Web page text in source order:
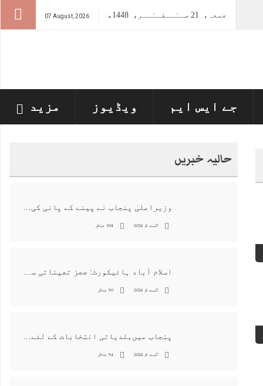
07 August, 2026 جمعہ، 21 صــَــفــَــر، 1448ھ
جے ایس ایم ویڈیوز مزید
حالیہ خبریں
وزیراعلیٰ پنجاب نے پینے کے پانی کی بوتل پر چارجز لگانے کی تجویز مستر دکر دی
اگست 6, 2026 104 مناظر
اسلام آباد ہائیکورٹ: ججز تعیناتی سمری منظور نہیں‌ ہونے کے خٌلاف فیصلہ محفوظ
اگست 6, 2026 90 مناظر
پنجاب میں‌بلدیاتی انتخابات کے لئے 12 ارب روپے سے زائد مختص کرنے کی منظوری
اگست 6, 2026 94 مناظر